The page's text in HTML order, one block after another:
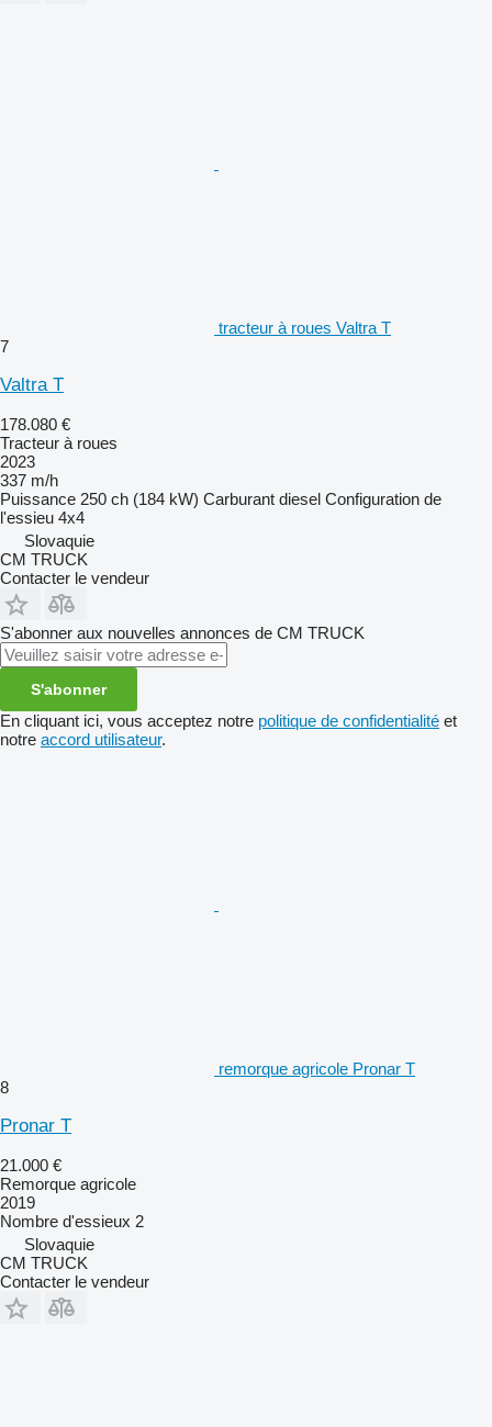
tracteur à roues Valtra T
7
Valtra T
178.080 €
Tracteur à roues
2023
337 m/h
Puissance 250 ch (184 kW) Carburant diesel Configuration de
l'essieu 4x4
Slovaquie
CM TRUCK
Contacter le vendeur
S'abonner aux nouvelles annonces de CM TRUCK
S'abonner
En cliquant ici, vous acceptez notre politique de confidentialité et
notre accord utilisateur.
remorque agricole Pronar T
8
Pronar T
21.000 €
Remorque agricole
2019
Nombre d'essieux 2
Slovaquie
CM TRUCK
Contacter le vendeur